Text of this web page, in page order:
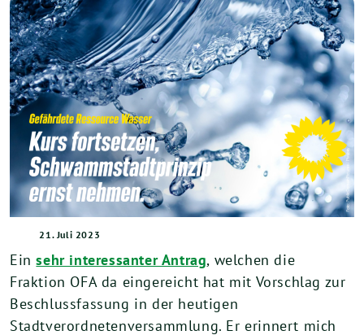
21. Juli 2023
Einsehr interessanter Antrag, welchen die
Fraktion OFA da eingereicht hat mit Vorschlag zur
Beschlussfassung in der heutigen
Stadtverordnetenversammlung. Er erinnert mich